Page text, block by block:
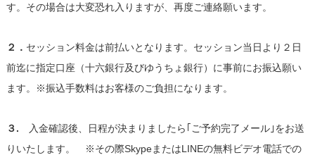
す。その場合は大変恐れ入りますが、再度ご連絡願います。
２． セッション料金は前払いとなります。セッション当日より２日
前迄に指定口座（十六銀行及びゆうちょ銀行）に事前にお振込願い
ます。※振込手数料はお客様のご負担になります。
３.
入金確認後、日程が決まりましたら｢ご予約完了メール｣をお送
りいたします。 ※その際SkypeまたはLINEの無料ビデオ電話での